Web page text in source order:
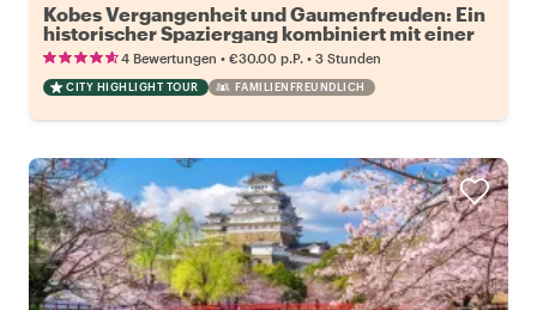
Kobes Vergangenheit und Gaumenfreuden: Ein
historischer Spaziergang kombiniert mit einer
frischen Essensjagd
4 Bewertungen • €30.00 p.P. • 3 Stunden
CITY HIGHLIGHT TOUR FAMILIENFREUNDLICH